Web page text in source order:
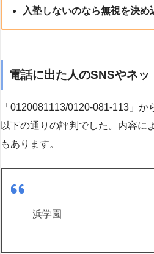
入塾しないのなら無視を決め
電話に出た人のSNSやネッ
「0120081113/0120-081-113」
以下の通りの評判でした。内容に
もあります。
浜学園